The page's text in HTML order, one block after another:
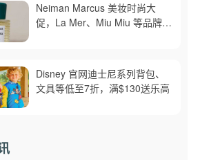
Neiman Marcus 美妆时尚大
促，La Mer、Miu Miu 等品牌参
Disney 官网迪士尼系列背包、
文具等低至7折，满$130送乐高